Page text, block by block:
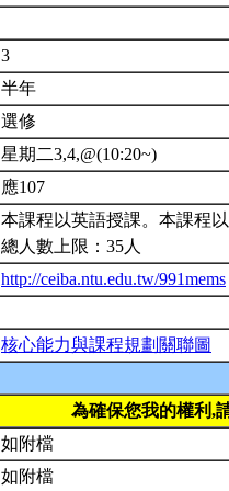
3
半年
選修
星期二3,4,@(10:20~)
應107
本課程以英語授課。本課程
總人數上限：35人
http://ceiba.ntu.edu.tw/991mems
核心能力與課程規劃關聯圖
為確保您我的權利,
如附檔
如附檔